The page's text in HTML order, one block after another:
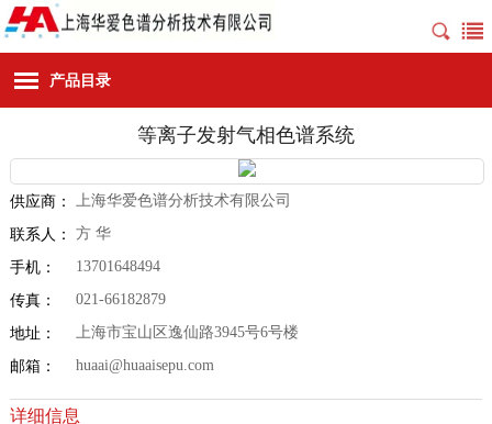
产品目录
等离子发射气相色谱系统
供应商： 上海华爱色谱分析技术有限公司
联系人： 方 华
手机： 13701648494
传真： 021-66182879
地址： 上海市宝山区逸仙路3945号6号楼
邮箱： huaai@huaaisepu.com
详细信息